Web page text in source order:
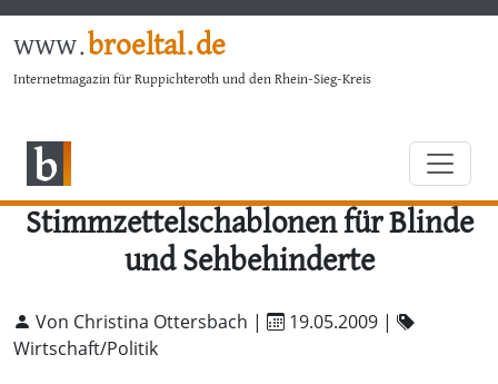
www.broeltal.de
Internetmagazin für Ruppichteroth und den Rhein-Sieg-Kreis
Stimmzettelschablonen für Blinde
und Sehbehinderte
Von Christina Ottersbach | 19.05.2009 |
Wirtschaft/Politik